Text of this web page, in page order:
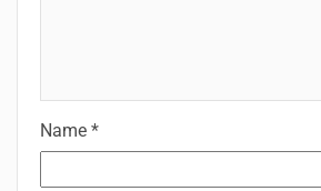
Name *